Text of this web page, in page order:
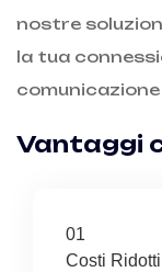
nostre
la tua
Vantaggi
01
Costi Ridotti